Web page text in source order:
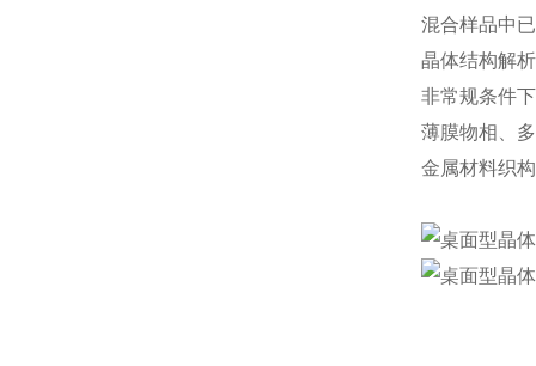
混合样品中
晶体结构解
非常规条件
薄膜物相、
金属材料织